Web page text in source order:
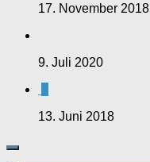
17. November 2018
9. Juli 2020
13. Juni 2018